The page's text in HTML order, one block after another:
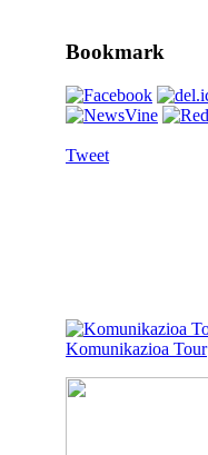
Bookmark
Tweet
Komunikazioa Tour